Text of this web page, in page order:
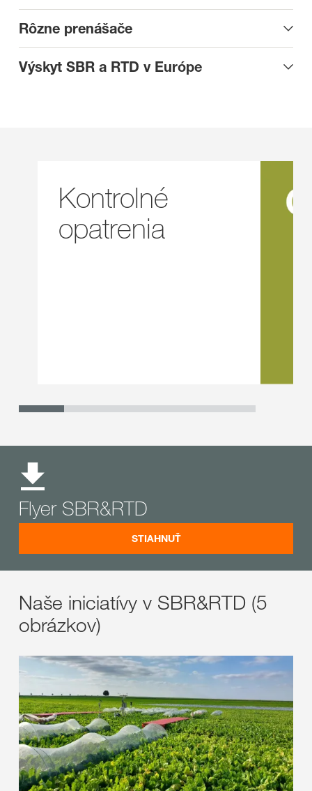
Rôzne prenášače
Výskyt SBR a RTD v Európe
Kontrolné
opatrenia
Flyer SBR&RTD
STIAHNUŤ
Naše iniciatívy v SBR&RTD (5
obrázkov)